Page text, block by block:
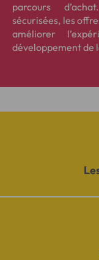
parcours
sécurisées, les
améliorer
développement de